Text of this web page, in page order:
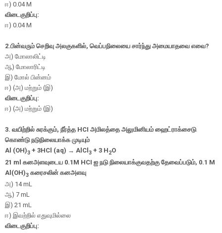
ஈ) 0.04 M
விடைகுறிப்பு:
ஈ) 0.04 M
2.பின்வரும் செறிவு அலகுகளில், வெப்பநிலையை சார்ந்து அமையாதவை எவை?
அ) மோலாலிட்டி
ஆ) மோலாரிட்டி
இ) மோல் பின்னம்
ஈ) (அ) மற்றும் (இ)
விடைகுறிப்பு:
ஈ) (அ) மற்றும் (இ)
3. வயிற்றில் சுரக்கும், நீர்த்த HCI அமிலத்தை அலுமினியம் ஹைட்ராக்சைடு
கொண்டு நடுநிலையாக்க முடியும்
Al (OH)3 + 3HCl (aq) → AlCl 3 + 3 H2O
21 ml கனஅளவுடைய 0.1M HCI ஐ நடு நிலையாக்குவதற்கு தேவைப்படும், 0.1 M
Al(OH)3 கரைசலின் கனஅளவு
அ) 14 mL
ஆ) 7 mL
இ) 21 mL
ஈ) இவற்றில் எதுவுமில்லை
விடைகுறிப்பு: